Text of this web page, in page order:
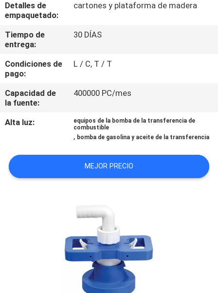
CALIDAD
CONTÁCTENOS
NOTICIAS
SOLICITAR
PRESUPUESTO
MAPA
DEL
Detalles de
empaquetado:
cartones y plataforma de madera
Tiempo de
entrega:
30 DÍAS
Condiciones de
pago:
L / C, T / T
Capacidad de
la fuente:
400000 PC/mes
Alta luz:
equipos de la bomba de la transferencia de
combustible
, bomba de gasolina y aceite de la transferencia
MEJOR PRECIO